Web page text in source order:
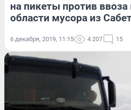
на пикеты против ввоза
области мусора из
6 декабря, 2019, 11:15 4 207 15